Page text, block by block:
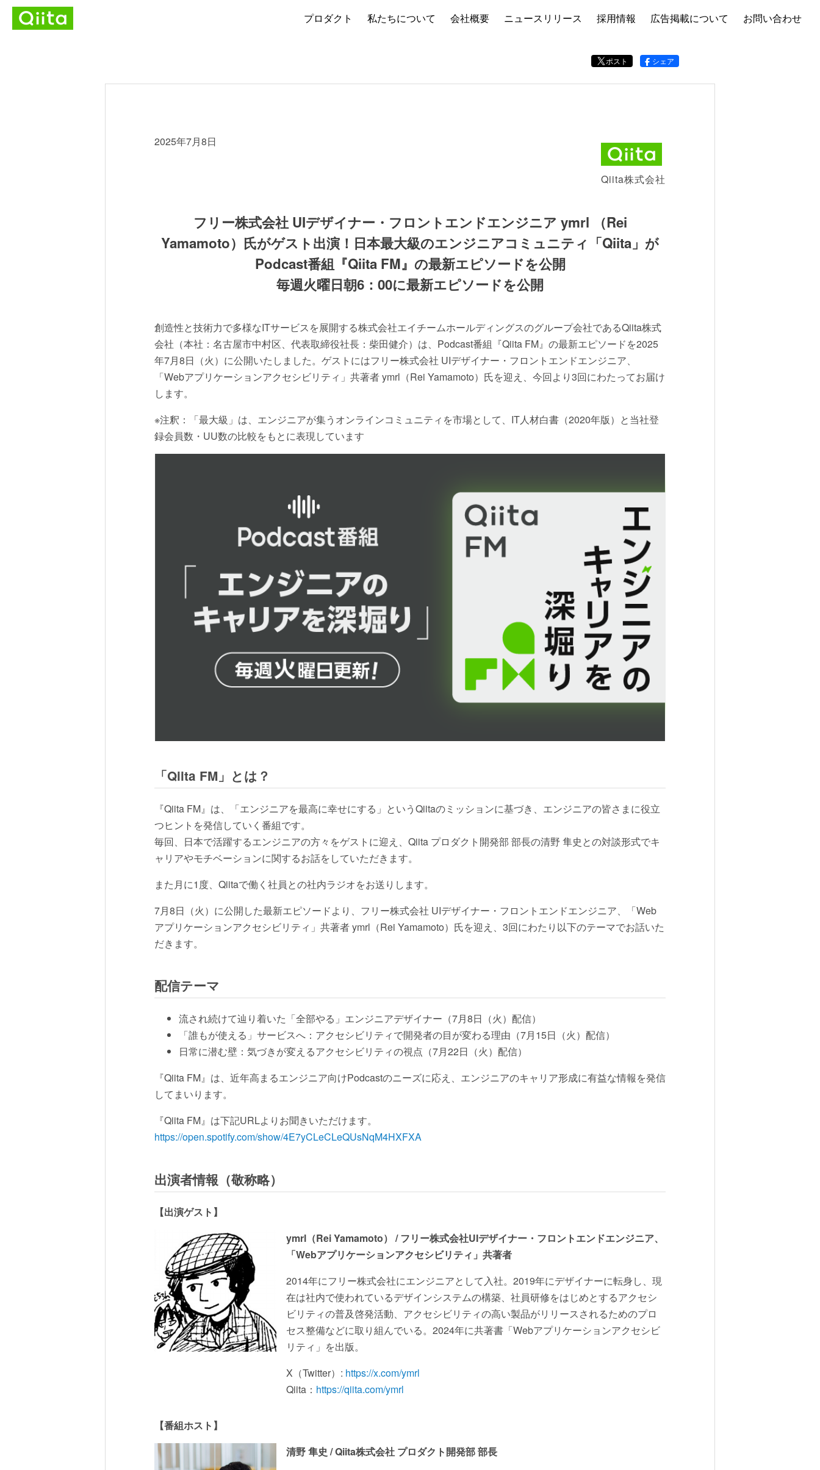
プロダクト 私たちについて 会社概要 ニュースリリース 採用情報 広告掲載について お問い合わせ
ポスト シェア
2025年7月8日
Qiita株式会社
フリー株式会社 UIデザイナー・フロントエンドエンジニア ymrl （Rei
Yamamoto）氏がゲスト出演！日本最大級のエンジニアコミュニティ「Qiita」が
Podcast番組『Qiita FM』の最新エピソードを公開
毎週火曜日朝6：00に最新エピソードを公開
創造性と技術力で多様なITサービスを展開する株式会社エイチームホールディングスのグループ会社であるQiita株式
会社（本社：名古屋市中村区、代表取締役社長：柴田健介）は、Podcast番組『Qiita FM』の最新エピソードを2025
年7月8日（火）に公開いたしました。ゲストにはフリー株式会社 UIデザイナー・フロントエンドエンジニア、
「Webアプリケーションアクセシビリティ」共著者 ymrl（Rei Yamamoto）氏を迎え、今回より3回にわたってお届け
します。
※注釈：「最大級」は、エンジニアが集うオンラインコミュニティを市場として、IT人材白書（2020年版）と当社登
録会員数・UU数の比較をもとに表現しています
「Qiita FM」とは？
『Qiita FM』は、「エンジニアを最高に幸せにする」というQiitaのミッションに基づき、エンジニアの皆さまに役立
つヒントを発信していく番組です。
毎回、日本で活躍するエンジニアの方々をゲストに迎え、Qiita プロダクト開発部 部長の清野 隼史との対談形式でキ
ャリアやモチベーションに関するお話をしていただきます。
また月に1度、Qiitaで働く社員との社内ラジオをお送りします。
7月8日（火）に公開した最新エピソードより、フリー株式会社 UIデザイナー・フロントエンドエンジニア、「Web
アプリケーションアクセシビリティ」共著者 ymrl（Rei Yamamoto）氏を迎え、3回にわたり以下のテーマでお話いた
だきます。
配信テーマ
流され続けて辿り着いた「全部やる」エンジニアデザイナー（7月8日（火）配信）
「誰もが使える」サービスへ：アクセシビリティで開発者の目が変わる理由（7月15日（火）配信）
日常に潜む壁：気づきが変えるアクセシビリティの視点（7月22日（火）配信）
『Qiita FM』は、近年高まるエンジニア向けPodcastのニーズに応え、エンジニアのキャリア形成に有益な情報を発信
してまいります。
『Qiita FM』は下記URLよりお聞きいただけます。
https://open.spotify.com/show/4E7yCLeCLeQUsNqM4HXFXA
出演者情報（敬称略）
【出演ゲスト】
ymrl（Rei Yamamoto） / フリー株式会社UIデザイナー・フロントエンドエンジニア、
「Webアプリケーションアクセシビリティ」共著者
2014年にフリー株式会社にエンジニアとして入社。2019年にデザイナーに転身し、現
在は社内で使われているデザインシステムの構築、社員研修をはじめとするアクセシ
ビリティの普及啓発活動、アクセシビリティの高い製品がリリースされるためのプロ
セス整備などに取り組んでいる。2024年に共著書「Webアプリケーションアクセシビ
リティ」を出版。
X（Twitter）: https://x.com/ymrl
Qiita： https://qiita.com/ymrl
【番組ホスト】
清野 隼史 / Qiita株式会社 プロダクト開発部 部長